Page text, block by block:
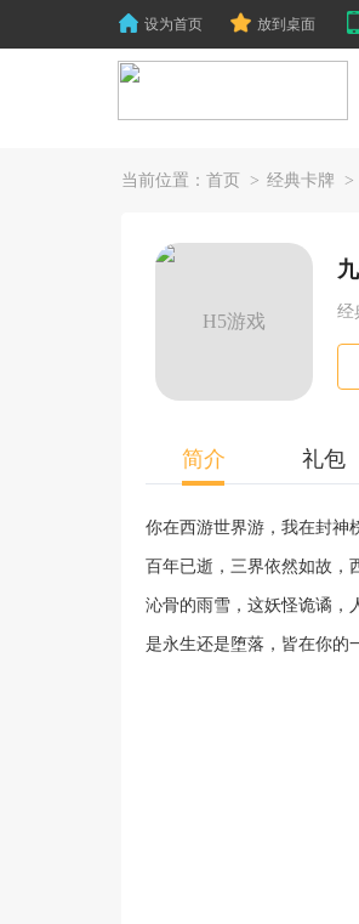
设为首页 放到桌面
当前位置： 首页 > 经典卡牌 >
H5游戏 经
简介 礼包
你在西游世界游，我在封神
百年已逝，三界依然如故，
沁骨的雨雪，这妖怪诡谲，
是永生还是堕落，皆在你的